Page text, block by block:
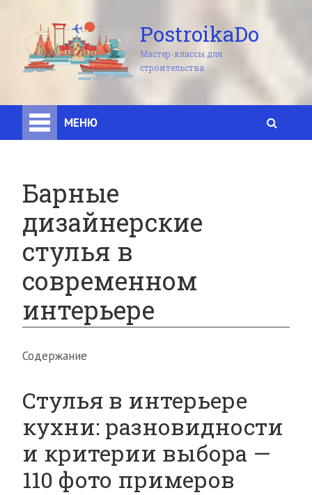
PostroikaDo
Мастер-классы для
строительства
МЕНЮ
Барные
дизайнерские
стулья в
современном
интерьере
Содержание
Стулья в интерьере
кухни: разновидности
и критерии выбора —
110 фото примеров